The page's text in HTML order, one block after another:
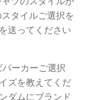
タイルご選択を
送ってください
ーカーご選択
ズを教えてくだ
ダムにブランド